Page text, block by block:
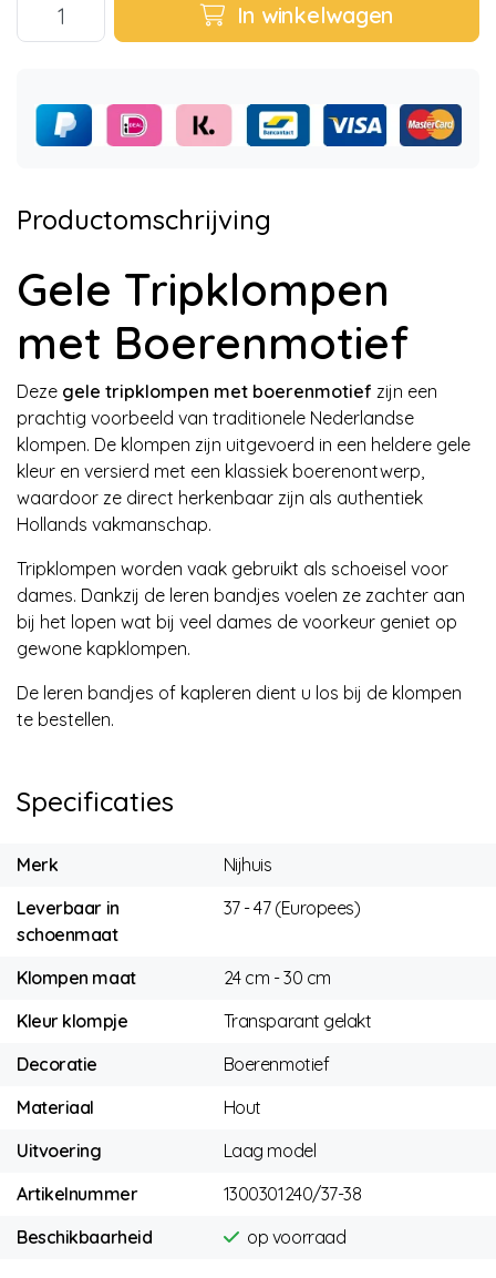
In winkelwagen
Productomschrijving
Gele Tripklompen
met Boerenmotief
Deze gele tripklompen met boerenmotief zijn een
prachtig voorbeeld van traditionele Nederlandse
klompen. De klompen zijn uitgevoerd in een heldere gele
kleur en versierd met een klassiek boerenontwerp,
waardoor ze direct herkenbaar zijn als authentiek
Hollands vakmanschap.
Tripklompen worden vaak gebruikt als schoeisel voor
dames. Dankzij de leren bandjes voelen ze zachter aan
bij het lopen wat bij veel dames de voorkeur geniet op
gewone kapklompen.
De leren bandjes of kapleren dient u los bij de klompen
te bestellen.
Specificaties
Merk
Nijhuis
Leverbaar in
schoenmaat
37 - 47 (Europees)
Klompen maat
24 cm - 30 cm
Kleur klompje
Transparant gelakt
Decoratie
Boerenmotief
Materiaal
Hout
Uitvoering
Laag model
Artikelnummer
1300301240/37-38
Beschikbaarheid
op voorraad